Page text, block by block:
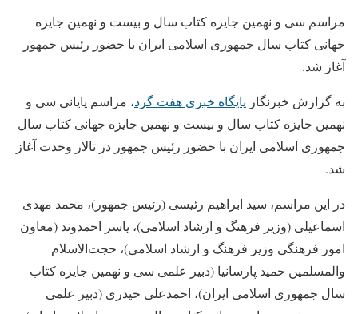
مراسم سی و نهمین جایزه کتاب سال و بیست و نهمین جایزه
جهانی کتاب سال جمهوری اسلامی ایران با حضور رئیس‌ جمهور
آغاز شد.
به گزارش خبرنگار پایگاه خبری هفت گرد، مراسم پایانی سی‌ و
نهمین جایزه کتاب سال و بیست‌ و نهمین جایزه جهانی کتاب سال
جمهوری اسلامی ایران با حضور رئیس‌ جمهور در تالار وحدت آغاز
شد.
در این مراسم، سید ابراهیم رئیسی (رئیس جمهور)، محمد مهدی
اسماعیلی (وزیر فرهنگ و ارشاد اسلامی)، یاسر احمدوند (معاون
امور فرهنگی وزیر فرهنگ و ارشاد اسلامی)، حجت‌الاسلام
والمسلمین حمید پارسانیا (دبیر علمی سی‌ و نهمین جایزه کتاب
سال جمهوری اسلامی ایران)، احمدعلی حیدری (دبیر علمی